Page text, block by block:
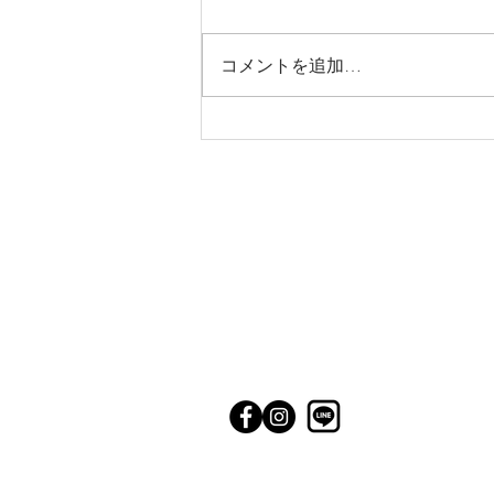
年末年始営業日のご案内、年
コメントを追加…